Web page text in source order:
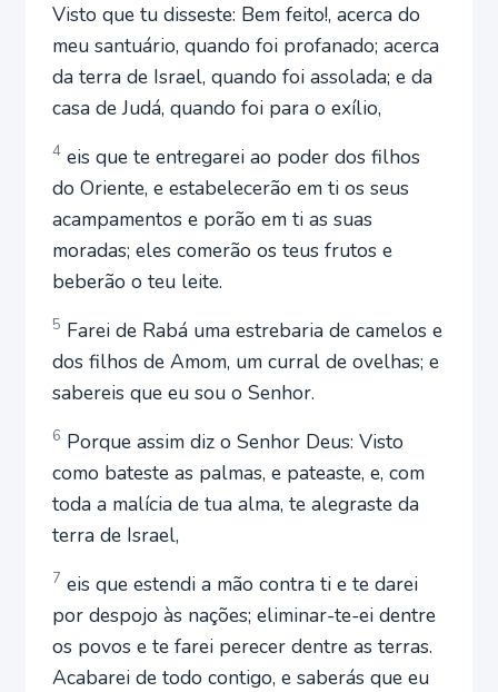
Visto que tu disseste: Bem feito!, acerca do
meu santuário, quando foi profanado; acerca
da terra de Israel, quando foi assolada; e da
casa de Judá, quando foi para o exílio,
4 eis que te entregarei ao poder dos filhos
do Oriente, e estabelecerão em ti os seus
acampamentos e porão em ti as suas
moradas; eles comerão os teus frutos e
beberão o teu leite.
5 Farei de Rabá uma estrebaria de camelos e
dos filhos de Amom, um curral de ovelhas; e
sabereis que eu sou o Senhor.
6 Porque assim diz o Senhor Deus: Visto
como bateste as palmas, e pateaste, e, com
toda a malícia de tua alma, te alegraste da
terra de Israel,
7 eis que estendi a mão contra ti e te darei
por despojo às nações; eliminar-te-ei dentre
os povos e te farei perecer dentre as terras.
Acabarei de todo contigo, e saberás que eu